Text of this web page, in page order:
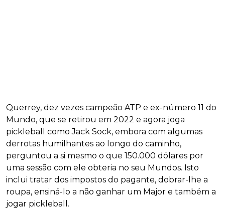
Querrey, dez vezes campeão ATP e ex-número 11 do
Mundo, que se retirou em 2022 e agora joga
pickleball como Jack Sock, embora com algumas
derrotas humilhantes ao longo do caminho,
perguntou a si mesmo o que 150.000 dólares por
uma sessão com ele obteria no seu Mundos. Isto
inclui tratar dos impostos do pagante, dobrar-lhe a
roupa, ensiná-lo a não ganhar um Major e também a
jogar pickleball.